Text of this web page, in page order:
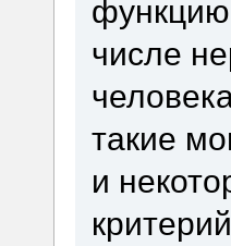
функцию
числе
такие
и